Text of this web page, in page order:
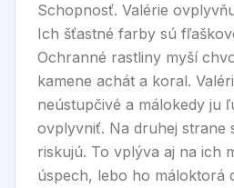
Schopnosť. Valérie
Ich šťastné farby sú
Ochranné rastliny myší
kamene achát a koral.
neústupčivé a málokedy ju
ovplyvniť. Na druhej strane
riskujú. To vplýva aj na ich
úspech, lebo ho máloktorá